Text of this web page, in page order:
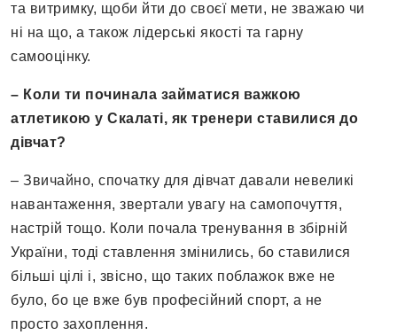
та витримку, щоби йти до своєї мети, не зважаю чи
ні на що, а також лідерські якості та гарну
самооцінку.
– Коли ти починала займатися важкою
атлетикою у Скалаті, як тренери ставилися до
дівчат?
– Звичайно, спочатку для дівчат давали невеликі
навантаження, звертали увагу на самопочуття,
настрій тощо. Коли почала тренування в збірній
України, тоді ставлення змінились, бо ставилися
більші цілі і, звісно, що таких поблажок вже не
було, бо це вже був професійний спорт, а не
просто захоплення.